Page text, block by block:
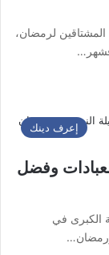
تتهلل قلوب المشتاقين لرمضان،
فشهر…
إعرف دينك
للعبادات وفضل
الكبرى في